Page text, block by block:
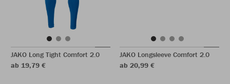
JAKO Long Tight Comfort 2.0
ab 19,79 €
JAKO Longsleeve Comfort 2.0
ab 20,99 €